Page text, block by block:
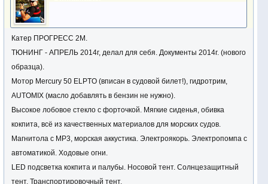
Катер ПРОГРЕСС 2М.
ТЮНИНГ - АПРЕЛЬ 2014г, делал для себя. Документы 2014г. (нового
образца).
Мотор Mercury 50 ELPTO (вписан в судовой билет!), гидротрим,
AUTOMIX (масло добавлять в бензин не нужно).
Высокое лобовое стекло c форточкой. Мягкие сиденья, обивка
кокпита, всё из качественных материалов для морских судов.
Магнитола с MP3, морская аккустика. Электроякорь. Электропомпа с
автоматикой. Ходовые огни.
LED подсветка кокпита и палубы. Носовой тент. Солнцезащитный
тент. Транспортировочный тент.